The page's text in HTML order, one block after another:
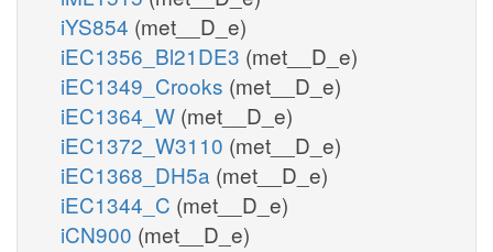
iYS854 (met__D_e)
iEC1356_Bl21DE3 (met__D_e)
iEC1349_Crooks (met__D_e)
iEC1364_W (met__D_e)
iEC1372_W3110 (met__D_e)
iEC1368_DH5a (met__D_e)
iEC1344_C (met__D_e)
iCN900 (met__D_e)